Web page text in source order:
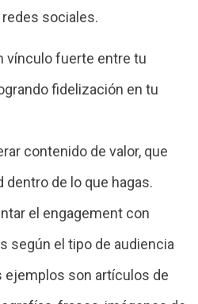
sociales.
vínculo fuerte entre tu
fidelización en tu
contenido de valor, que
de lo que hagas.
el engagement con
según el tipo de audiencia
ejemplos son artículos de